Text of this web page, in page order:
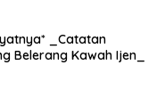
Belerang Kawah Ijen_